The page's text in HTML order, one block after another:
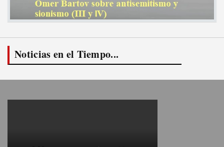
Noticias en el Tiempo...